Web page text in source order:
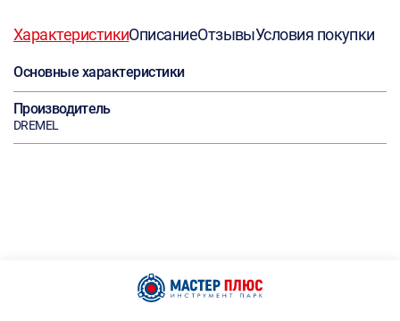
ХарактеристикиОписаниеОтзывыУсловия покупки
Основные характеристики
Производитель
DREMEL